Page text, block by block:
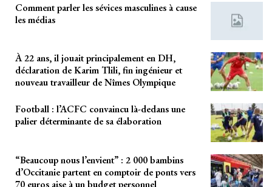
Comment parler les sévices masculines à cause
les médias
À 22 ans, il jouait principalement en DH,
déclaration de Karim Tlili, fin ingénieur et
nouveau travailleur de Nîmes Olympique
Football : l’ACFC convaincu là-dedans une
palier déterminante de sa élaboration
“Beaucoup nous l’envient” : 2 000 bambins
d’Occitanie partent en comptoir de ponts vers
70 euros aise à un budget personnel